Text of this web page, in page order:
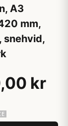
A3
mm,
snehvid,
kr